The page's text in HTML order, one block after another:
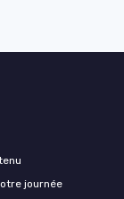
journée